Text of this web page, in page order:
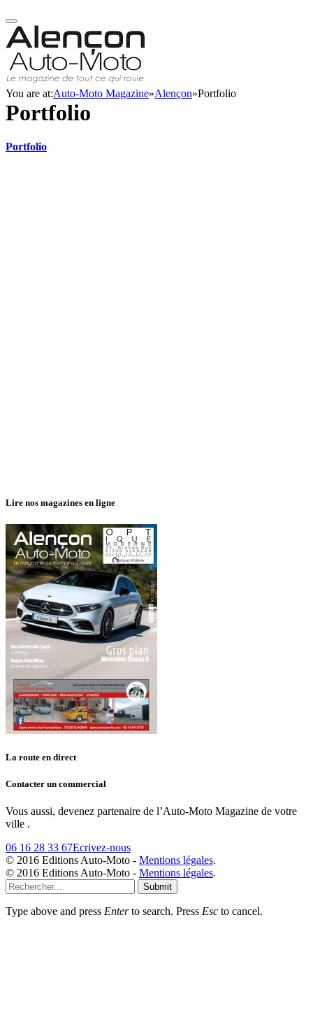
You are at:Auto-Moto Magazine»Alençon»Portfolio
Portfolio
Portfolio
Lire nos magazines en ligne
La route en direct
Contacter un commercial
Vous aussi, devenez partenaire de l’Auto-Moto Magazine de votre
ville .
06 16 28 33 67Ecrivez-nous
© 2016 Editions Auto-Moto - Mentions légales.
© 2016 Editions Auto-Moto - Mentions légales.
Submit
Type above and press Enterto search. Press Esc to cancel.